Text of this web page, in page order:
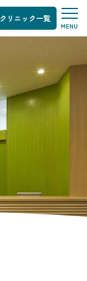
クリニック一覧
MENU